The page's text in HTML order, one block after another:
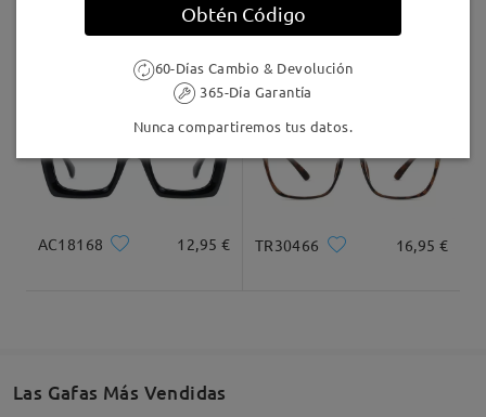
LKFS4126R 9,95 € Cathy001 27,95 €
AC18168 12,95 € TR30466 16,95 €
Las Gafas Más Vendidas
Obtén Código
60-Días Cambio & Devolución
365-Día Garantía
Nunca compartiremos tus datos.